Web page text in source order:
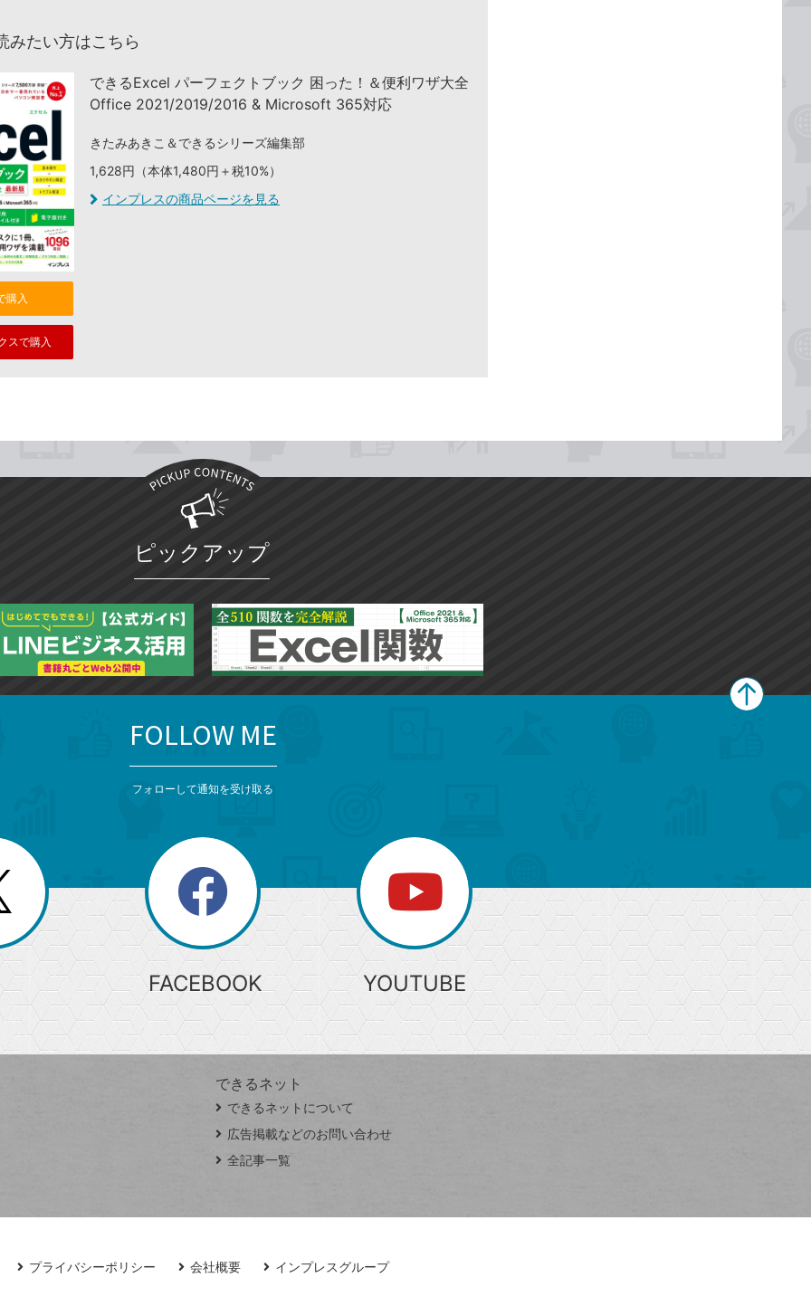
みたい方はこちら
できるExcel パーフェクトブック 困った！＆便利ワザ大全
Office 2021/2019/2016 & Microsoft 365対応
きたみあきこ＆できるシリーズ編集部
1,628円（本体1,480円＋税10%）
インプレスの商品ページを見る
購入
スで購入
ピックアップ
search検
索
ペ
FOLLOW ME
フォローして通知を受け取る
FACEBOOK YOUTUBE
できるネット
できるネットについて
広告掲載などのお問い合わせ
全記事一覧
プライバシーポリシー 会社概要 インプレスグループ